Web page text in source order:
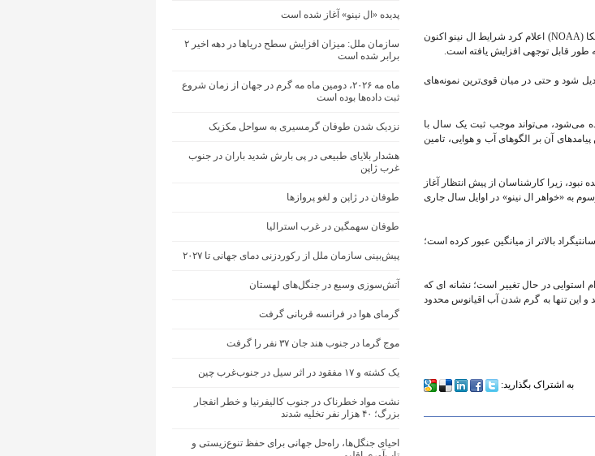
اداره ملی اقیانوسی و جوی آمریکا (NOAA) اعلام کرد شرایط ال نینو اکنون
قابل توجهی افزایش یافته است.
شود و حتی در میان قوی‌ترین نمونه‌های
می‌شود، می‌تواند موجب ثبت یک سال با
در سال ۲۰۲۷ رخ خواهد داد. همچنین پیامدهای آن بر الگوهای آب و هوایی، تامین
زیرا کارشناسان از پیش انتظار آغاز
به «خواهر ال نینو» در اوایل سال جاری
بالاتر از میانگین عبور کرده است؛
استوایی در حال تغییر است؛ نشانه ای که
این تنها به گرم شدن آب اقیانوس محدود
به اشتراک بگذارید:
پدیده «ال نینو» آغاز شده است
سازمان ملل: میزان افزایش سطح دریاها در دهه اخیر ۲
برابر شده است
ماه مه ۲۰۲۶، دومین ماه مه گرم در جهان از زمان شروع
ثبت داده‌ها بوده است
نزدیک شدن طوفان گرمسیری به سواحل مکزیک
هشدار بلایای طبیعی در پی بارش شدید باران در جنوب
غرب ژاپن
طوفان در ژاپن و لغو پروازها
طوفان سهمگین در غرب استرالیا
پیش‌بینی سازمان ملل از رکوردزنی دمای جهانی تا ۲۰۲۷
آتش‌سوزی وسیع در جنگل‌های لهستان
گرمای هوا در فرانسه قربانی گرفت
موج گرما در جنوب هند جان ۳۷ نفر را گرفت
یک کشته و ۱۷ مفقود در اثر سیل در جنوب‌غرب چین
نشت مواد خطرناک در جنوب کالیفرنیا و خطر انفجار
بزرگ؛ ۴۰ هزار نفر تخلیه شدند
احیای جنگل‌ها، راه‌حل جهانی برای حفظ تنوع‌زیستی و